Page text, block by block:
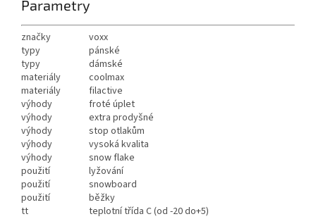
Parametry
značky
voxx
typy
pánské
typy
dámské
materiály
coolmax
materiály
filactive
výhody
froté úplet
výhody
extra prodyšné
výhody
stop otlakům
výhody
vysoká kvalita
výhody
snow flake
použití
lyžování
použití
snowboard
použití
běžky
tt
teplotní třída C (od -20 do+5)